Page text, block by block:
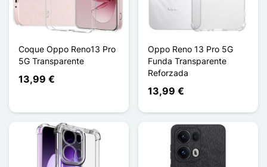
Coque Oppo Reno13 Pro
5G Transparente
13,99 €
Oppo Reno 13 Pro 5G
Funda Transparente
Reforzada
13,99 €